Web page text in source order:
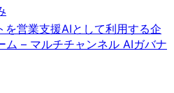
を営業支援AIとして利用する企
ム – マルチチャンネル AIガバナ